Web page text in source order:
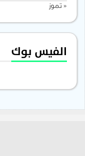
« تموز
الفيس بوك